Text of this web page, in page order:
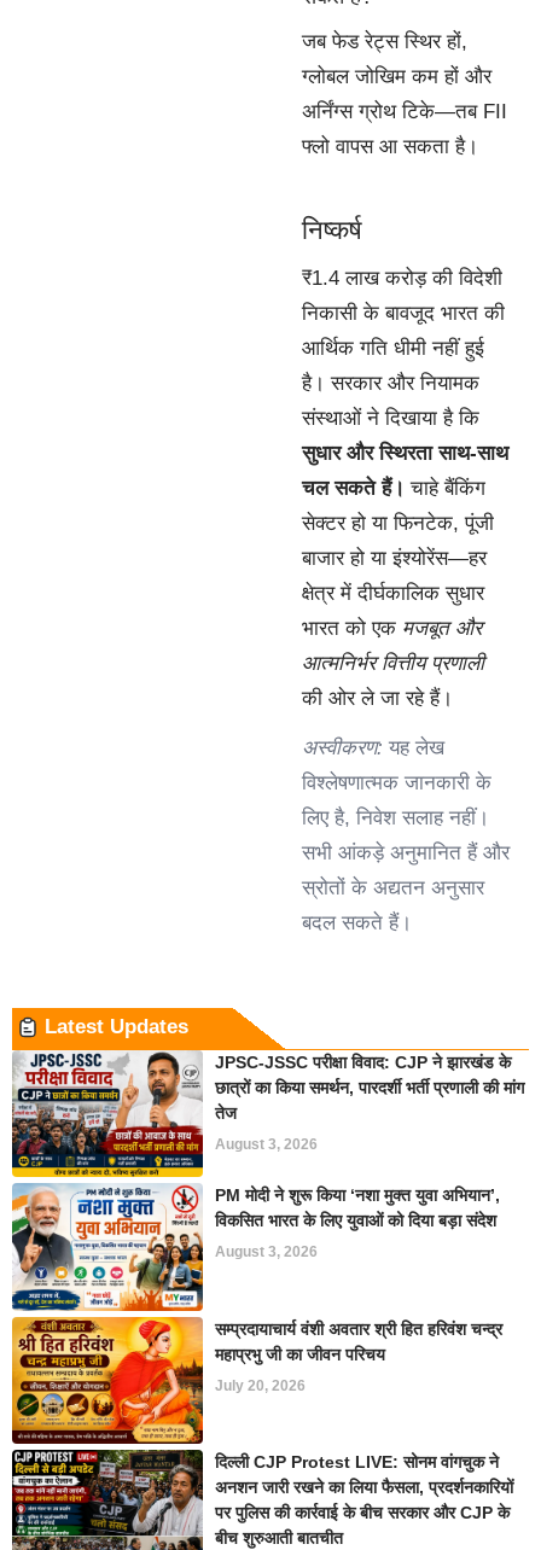
जब फेड रेट्स स्थिर हों,
ग्लोबल जोखिम कम हों और
अर्निंग्स ग्रोथ टिके—तब FII
फ्लो वापस आ सकता है।
निष्कर्ष
₹1.4 लाख करोड़ की विदेशी
निकासी के बावजूद भारत की
आर्थिक गति धीमी नहीं हुई
है। सरकार और नियामक
संस्थाओं ने दिखाया है कि
सुधार और स्थिरता साथ-साथ
चल सकते हैं। चाहे बैंकिंग
सेक्टर हो या फिनटेक, पूंजी
बाजार हो या इंश्योरेंस—हर
क्षेत्र में दीर्घकालिक सुधार
भारत को एक मजबूत और
आत्मनिर्भर वित्तीय प्रणाली
की ओर ले जा रहे हैं।
अस्वीकरण: यह लेख
विश्लेषणात्मक जानकारी के
लिए है, निवेश सलाह नहीं।
सभी आंकड़े अनुमानित हैं और
स्रोतों के अद्यतन अनुसार
बदल सकते हैं।
Latest Updates
JPSC-JSSC परीक्षा विवाद: CJP ने झारखंड के
छात्रों का किया समर्थन, पारदर्शी भर्ती प्रणाली की मांग
तेज
August 3, 2026
PM मोदी ने शुरू किया ‘नशा मुक्त युवा अभियान’,
विकसित भारत के लिए युवाओं को दिया बड़ा संदेश
August 3, 2026
सम्प्रदायाचार्य वंशी अवतार श्री हित हरिवंश चन्द्र
महाप्रभु जी का जीवन परिचय
July 20, 2026
दिल्ली CJP Protest LIVE: सोनम वांगचुक ने
अनशन जारी रखने का लिया फैसला, प्रदर्शनकारियों
पर पुलिस की कार्रवाई के बीच सरकार और CJP के
बीच शुरुआती बातचीत